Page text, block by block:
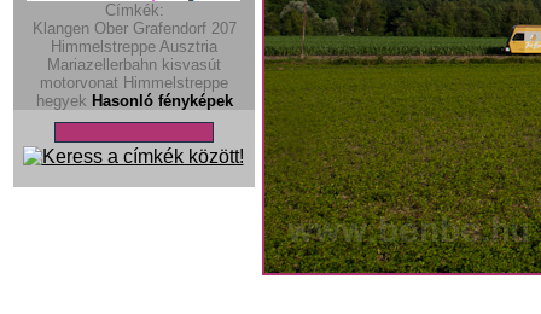
Címkék:
Klangen Ober Grafendorf 207
Himmelstreppe Ausztria
Mariazellerbahn kisvasút
motorvonat Himmelstreppe
hegyek Hasonló fényképek